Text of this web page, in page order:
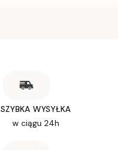
SZYBKA WYSYŁKA
w ciągu 24h